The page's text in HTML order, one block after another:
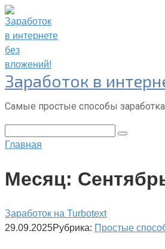
Перейти
к
контенту
Заработок в
Самые простые способы
Главная
Месяц:
Заработок на Turbotext
29.09.2025Рубрика: Простые